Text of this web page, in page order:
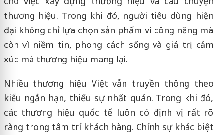
thương hiệu. Trong khi đó, người tiêu dùng hiện
đại không chỉ lựa chọn sản phẩm vì công năng mà
còn vì niềm tin, phong cách sống và giá trị cảm
xúc mà thương hiệu mang lại.
Nhiều thương hiệu Việt vẫn truyền thông theo
kiểu ngắn hạn, thiếu sự nhất quán. Trong khi đó,
các thương hiệu quốc tế luôn có định vị rất rõ
ràng trong tâm trí khách hàng. Chính sự khác biệt